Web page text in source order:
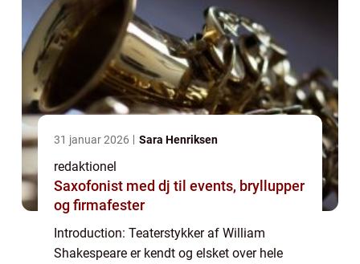
31 januar 2026 Sara Henriksen
redaktionel
Saxofonist med dj til events, bryllupper
og firmafester
Introduction: Teaterstykker af William
Shakespeare er kendt og elsket over hele